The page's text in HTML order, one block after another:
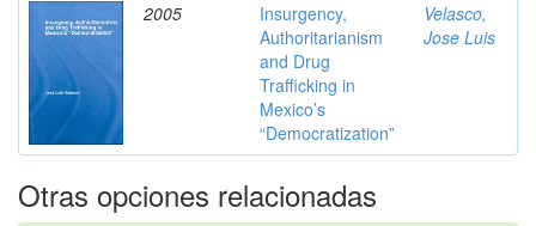
2005
Insurgency,
Authoritarianism
and Drug
Trafficking in
Mexico’s
“Democratization”
Velasco,
Jose Luis
Otras opciones relacionadas